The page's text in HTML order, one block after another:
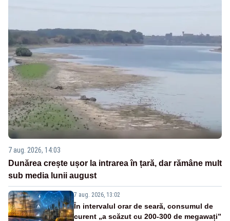
7 aug. 2026, 14:03
Dunărea crește ușor la intrarea în țară, dar rămâne mult
sub media lunii august
7 aug. 2026, 13:02
În intervalul orar de seară, consumul de
curent „a scăzut cu 200-300 de megawați”